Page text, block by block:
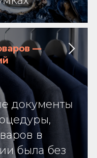
—
документы
в
была без